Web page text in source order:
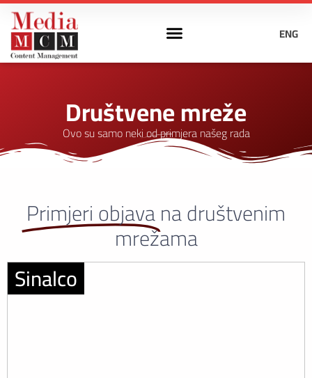
ENG
Društvene mreže
Ovo su samo neki od primjera našeg rada
Primjeri objavana društvenim
mrežama
Sinalco